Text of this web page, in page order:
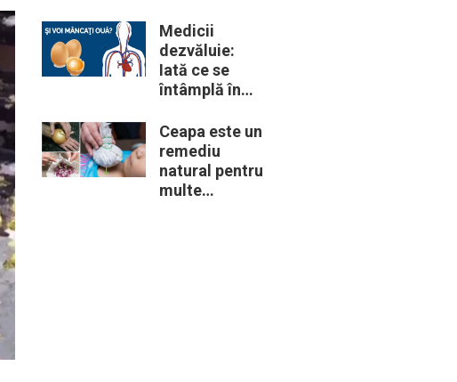
periculoase
erau unele
„obiceiuri” ale
vremii
Medicii
dezvăluie:
Iată ce se
întâmplă în
când începem
să mâncăm
câte două
ouă în fiecare
Ceapa este un
remediu
natural pentru
multe